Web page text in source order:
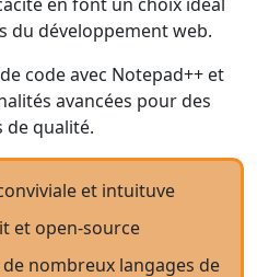
du développement web.
code avec Notepad++ et
avancées pour des
de qualité.
et intuituve
et open-source
nombreux langages de